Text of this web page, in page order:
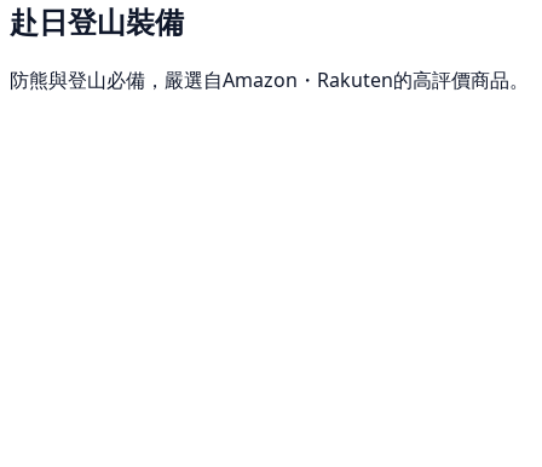
赴日登山裝備
防熊與登山必備，嚴選自Amazon・Rakuten的高評價商品。